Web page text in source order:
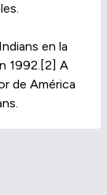
en la
1992.[2] A
de América